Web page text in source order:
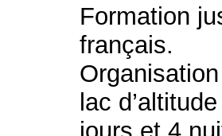
Formation
français.
lac